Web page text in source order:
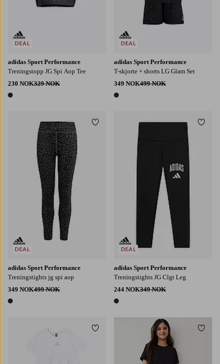
adidas Sport Performance
Treningstopp JG Spi Aop Tee
230 NOK329 NOK
1 farge
DEAL
adidas Sport Performance
T-skjorte + shorts LG Glam Set
349 NOK499 NOK
1 farge
DEAL
adidas Sport Performance
Treningstights jg spi aop
349 NOK499 NOK
1 farge
DEAL
Legg til favoritter
164
adidas Sport Performance
Treningstights JG Clgt Leg
244 NOK349 NOK
1 farge
DEAL
152
Legg til favoritter
134/140 146/152 158/164